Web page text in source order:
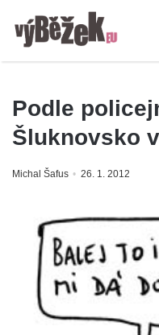
Podle
Šluknovsko
Michal Šafus 26. 1. 2012